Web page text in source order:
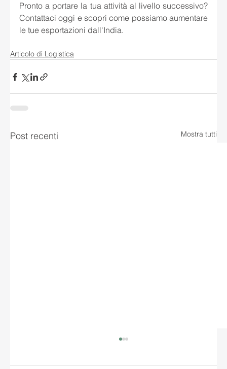
Pronto a portare la tua attività al livello successivo?
Contattaci oggi e scopri come possiamo aumentare
le tue esportazioni dall'India.
Articolo di Logistica
Post recenti Mostra tutti